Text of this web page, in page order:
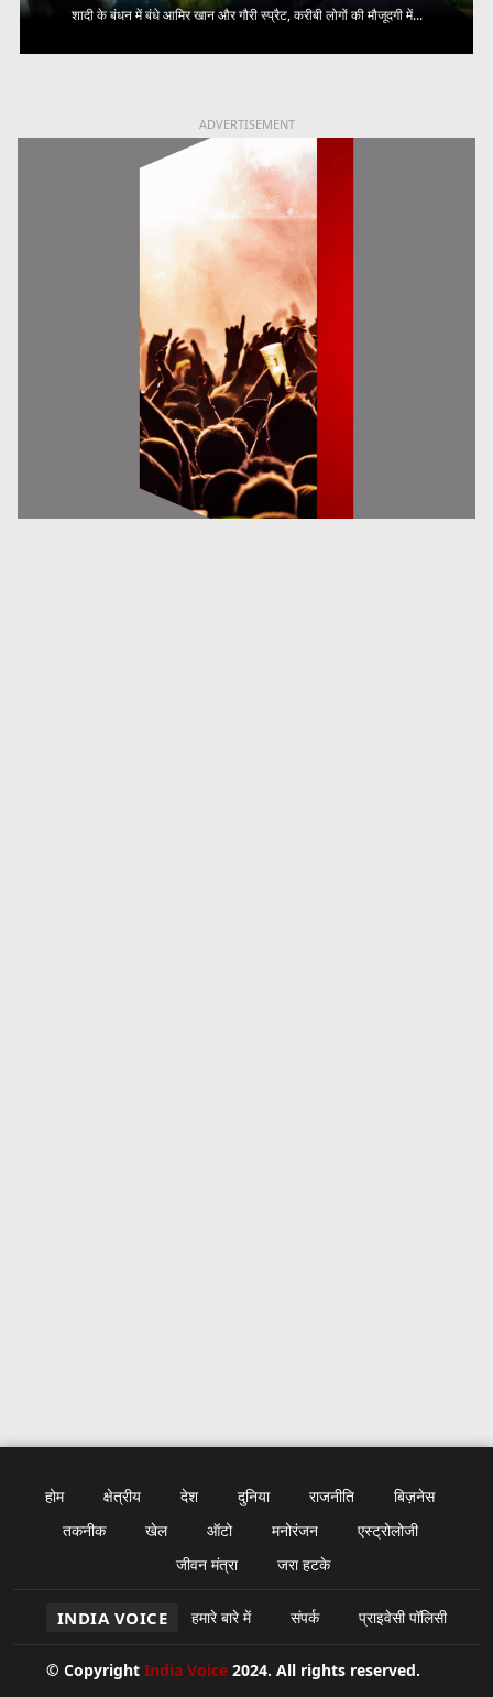
शादी के बंधन में बंधे आमिर खान और गौरी स्प्रैट, करीबी लोगों की मौजूदगी में...
ADVERTISEMENT
होम क्षेत्रीय देश दुनिया राजनीति
बिज़नेस
तकनीक
खेल ऑटो मनोरंजन
एस्ट्रोलोजी
जीवन मंत्रा
जरा हटके
INDIA VOICE हमारे बारे में संपर्क प्राइवेसी पॉलिसी
© Copyright India Voice 2024. All rights reserved.